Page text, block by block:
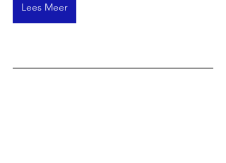
Lees Meer